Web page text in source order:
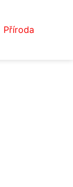
Příroda